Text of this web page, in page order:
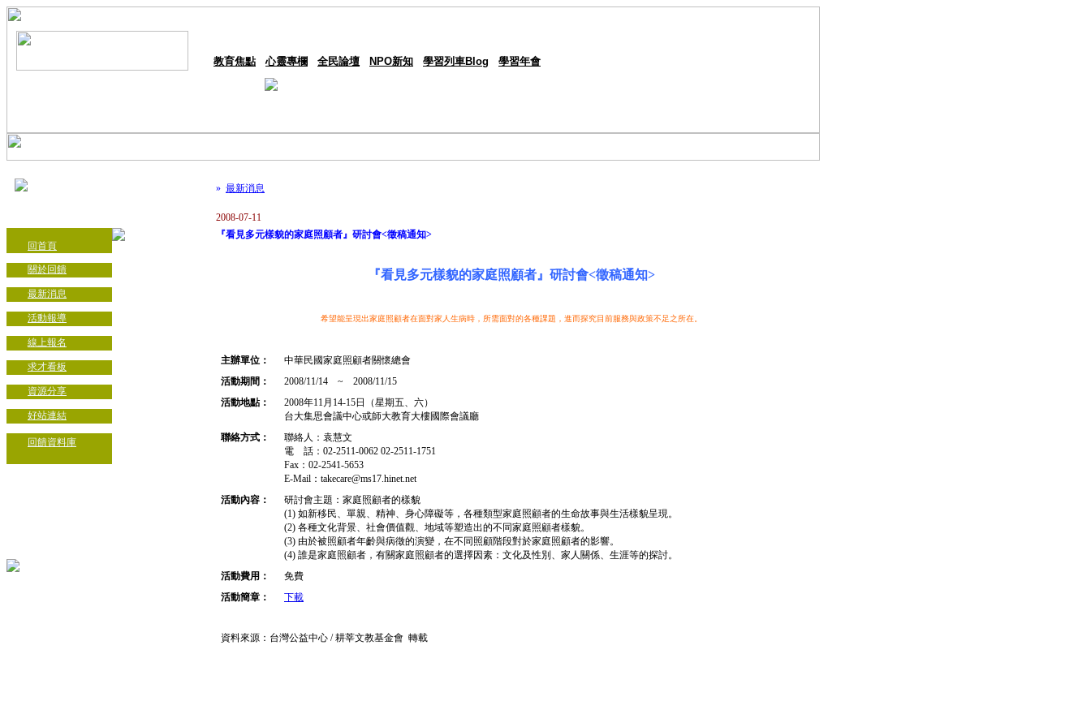
教育焦點 心靈專欄 全民論壇 NPO新知 學習列車Blog 學習年會
回首頁
關於回饋
最新消息
活動報導
線上報名
求才看板
資源分享
好站連結
回饋資料庫
» 最新消息
2008-07-11
『看見多元樣貌的家庭照顧者』研討會<徵稿通知>
『看見多元樣貌的家庭照顧者』研討會<徵稿通知>
希望能呈現出家庭照顧者在面對家人生病時，所需面對的各種課題，進而探究目前服務與政策不足之所在。
主辦單位：
中華民國家庭照顧者關懷總會
活動期間：
2008/11/14 ~ 2008/11/15
活動地點：
2008年11月14-15日（星期五、六）
台大集思會議中心或師大教育大樓國際會議廳
聯絡方式：
聯絡人：袁慧文
電 話：02-2511-0062 02-2511-1751
Fax：02-2541-5653
E-Mail：takecare@ms17.hinet.net
活動內容：
研討會主題：家庭照顧者的樣貌
(1) 如新移民、單親、精神、身心障礙等，各種類型家庭照顧者的生命故事與生活樣貌呈現。
(2) 各種文化背景、社會價值觀、地域等塑造出的不同家庭照顧者樣貌。
(3) 由於被照顧者年齡與病徵的演變，在不同照顧階段對於家庭照顧者的影響。
(4) 誰是家庭照顧者，有關家庭照顧者的選擇因素：文化及性別、家人關係、生涯等的探討。
活動費用：
免費
活動簡章：
下載
資料來源：台灣公益中心 / 耕莘文教基金會 轉載